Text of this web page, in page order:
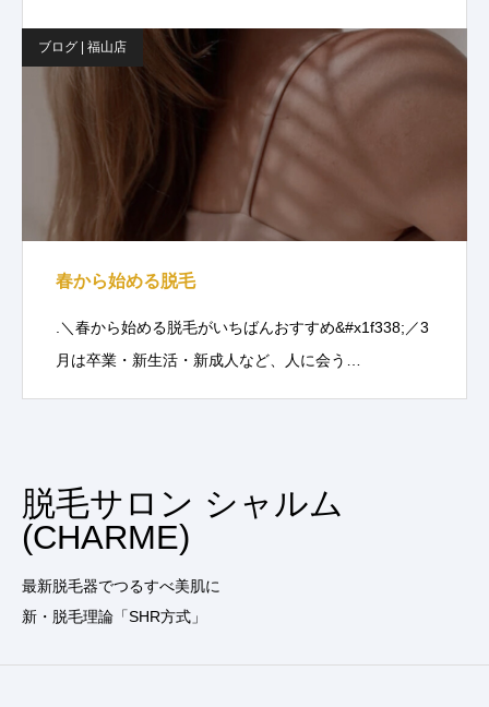
ブログ | 福山店
春から始める脱毛
.＼春から始める脱毛がいちばんおすすめ&#x1f338;／3
月は卒業・新生活・新成人など、人に会う…
脱毛サロン シャルム
(CHARME)
最新脱毛器でつるすべ美肌に
新・脱毛理論「SHR方式」